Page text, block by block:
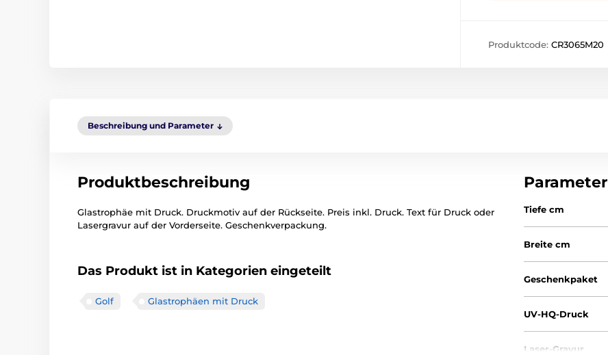
Produktcode: CR3065M20
Beschreibung und Parameter
Produktbeschreibung
Glastrophäe mit Druck. Druckmotiv auf der Rückseite. Preis inkl. Druck. Text für Druck oder
Lasergravur auf der Vorderseite. Geschenkverpackung.
Das Produkt ist in Kategorien eingeteilt
Golf Glastrophäen mit Druck
Parameter
Tiefe cm
Breite cm
Geschenkpaket
UV-HQ-Druck
Laser-Gravur